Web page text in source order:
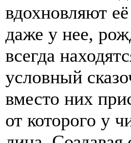
вдохновляют
даже у нее,
всегда
условный
вместо них
от которого у